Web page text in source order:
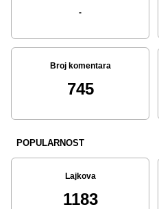
-
Broj komentara
745
POPULARNOST
Lajkova
1183